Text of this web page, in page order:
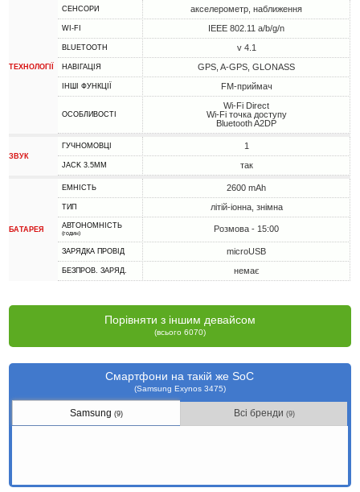
ТЕХНОЛОГІЇ
СЕНСОРИ акселерометр, наближення
WI-FI IEEE 802.11 a/b/g/n
BLUETOOTH v 4.1
НАВІГАЦІЯ GPS, A-GPS, GLONASS
ІНШІ ФУНКЦІЇ FM-приймач
ОСОБЛИВОСТІ
Wi-Fi Direct
Wi-Fi точка доступу
Bluetooth A2DP
ЗВУК
ГУЧНОМОВЦІ 1
JACK 3.5MM так
БАТАРЕЯ
ЕМНІСТЬ 2600 mAh
ТИП літій-іонна, знімна
АВТОНОМНІСТЬ
(годин) Розмова - 15:00
ЗАРЯДКА ПРОВІД microUSB
БЕЗПРОВ. ЗАРЯД. немає
Порівняти з іншим девайсом
(всього 6070)
Смартфони на такій же SoC
(Samsung Exynos 3475)
Samsung(9) Всі бренди (9)